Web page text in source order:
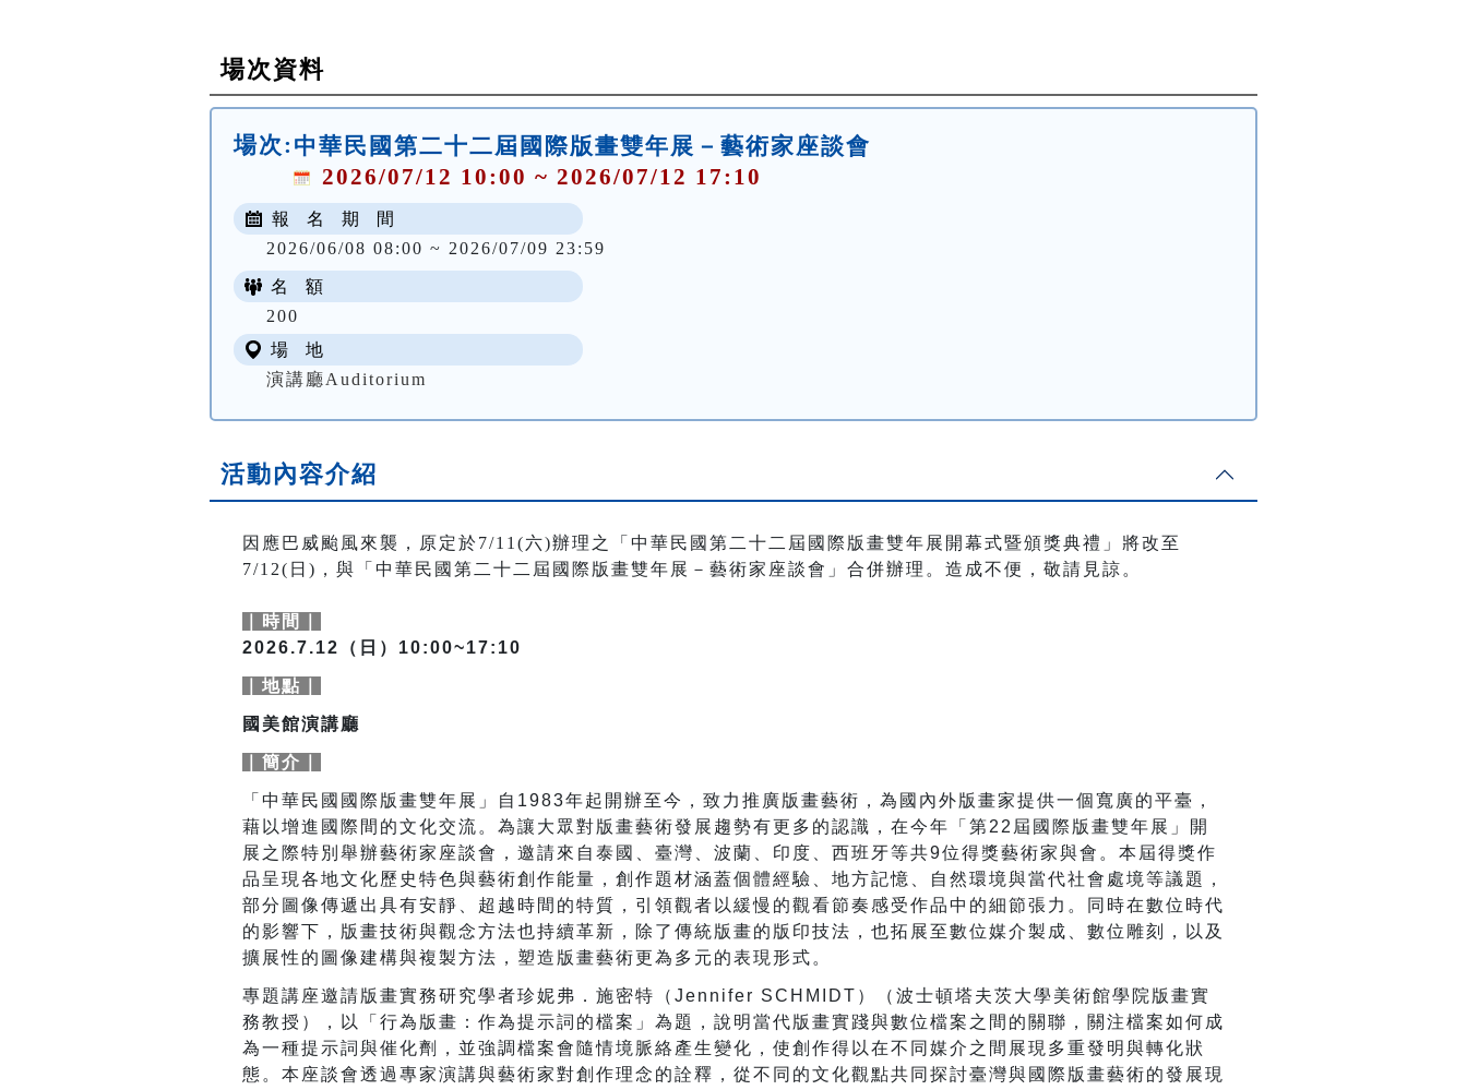
場次資料
場次: 中華民國第二十二屆國際版畫雙年展－藝術家座談會
2026/07/12 10:00 ~ 2026/07/12 17:10
報 名 期 間
2026/06/08 08:00 ~ 2026/07/09 23:59
名 額
200
場 地
演講廳Auditorium
活動內容介紹
因應巴威颱風來襲，原定於7/11(六)辦理之「中華民國第二十二屆國際版畫雙年展開幕式暨頒獎典禮」將改至
7/12(日)，與「中華民國第二十二屆國際版畫雙年展－藝術家座談會」合併辦理。造成不便，敬請見諒。
｜時間｜
2026.7.12（日）10:00~17:10
｜地點｜
國美館演講廳
｜簡介｜
「中華民國國際版畫雙年展」自1983年起開辦至今，致力推廣版畫藝術，為國內外版畫家提供一個寬廣的平臺，
藉以增進國際間的文化交流。為讓大眾對版畫藝術發展趨勢有更多的認識， 在今年「第22屆國際版畫雙年展」開
展之際特別舉辦藝術家座談會 ，邀請來自泰國、臺灣、波蘭、印度、西班牙等共9位得獎藝術家與會。本屆得獎作
品呈現各地文化歷史特色與藝術創作能量，創作題材涵蓋個體經驗、地方記憶、自然環境與當代社會處境等議題，
部分圖像傳遞出具有安靜、超越時間的特質，引領觀者以緩慢的觀看節奏感受作品中的細節張力。同時在數位時代
的影響下，版畫技術與觀念方法也持續革新，除了傳統版畫的版印技法，也拓展至數位媒介製成、數位雕刻，以及
擴展性的圖像建構與複製方法，塑造版畫藝術更為多元的表現形式。
專題講座邀請版畫實務研究學者珍妮弗．施密特（Jennifer SCHMIDT）（波士頓塔夫茨大學美術館學院版畫實
務教授），以「行為版畫：作為提示詞的檔案」為題，說明當代版畫實踐與數位檔案之間的關聯，關注檔案如何成
為一種提示詞與催化劑，並強調檔案會隨情境脈絡產生變化，使創作得以在不同媒介之間展現多重發明與轉化狀
態。 本座談會透過專家演講與藝術家對創作理念的詮釋，從不同的文化觀點共同探討臺灣與國際版畫藝術的發展現